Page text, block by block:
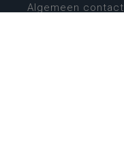
Algemeen contact